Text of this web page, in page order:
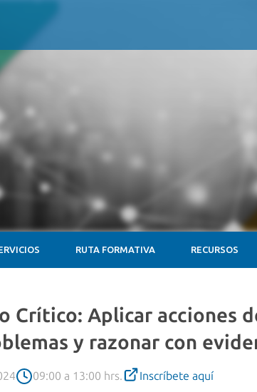
RUTA FORMATIVA RECURSOS
Crítico: Aplicar acciones
y razonar con
09:00 a 13:00 hrs. Inscríbete aquí